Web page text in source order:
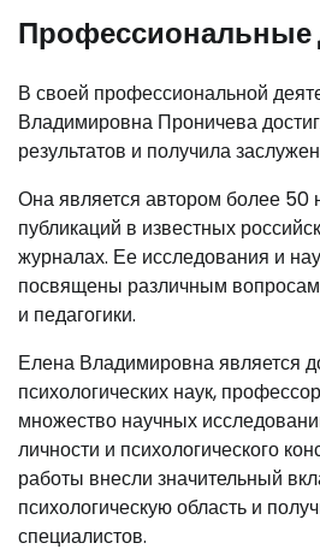
Профессиональные
В своей профессиональной
Владимировна Проничева
результатов и получила
Она является автором более 50
публикаций в известных
журналах. Ее исследования и
посвящены различным вопросам
и педагогики.
Елена Владимировна является
психологических наук,
множество научных
личности и психологического
работы внесли значительный
психологическую область и
специалистов.